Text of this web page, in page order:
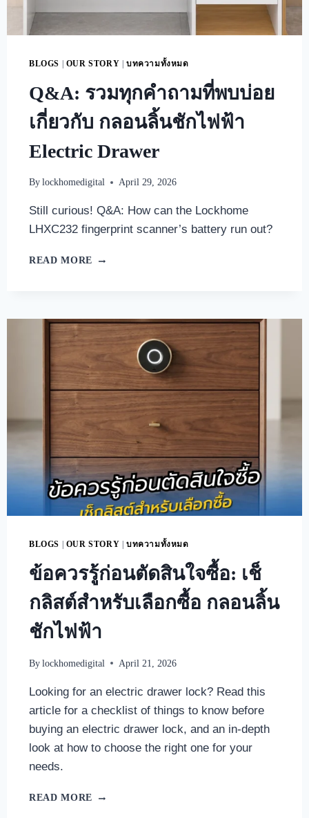
BLOGS | OUR STORY | บทความทั้งหมด
Q&A: รวมทุกคำถามที่พบบ่อย
เกี่ยวกับ กลอนลิ้นชักไฟฟ้า
Electric Drawer
By lockhomedigital April 29, 2026
Still curious! Q&A: How can the Lockhome
LHXC232 fingerprint scanner’s battery run out?
READ MORE
BLOGS OUR STORY บทความทั้งหมด
ข้อควรรู้ก่อนตัดสินใจซื้อ: เช็
กลิสต์สำหรับเลือกซื้อ กลอนลิ้น
ชักไฟฟ้า
By lockhomedigital April 21, 2026
Looking for an electric drawer lock? Read this
article for a checklist of things to know before
buying an electric drawer lock, and an in-depth
look at how to choose the right one for your
needs.
READ MORE